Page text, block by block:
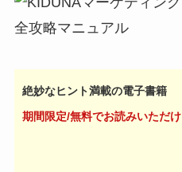
絶妙なヒント満載の電子書籍
期間限定/無料でお読みいただけ